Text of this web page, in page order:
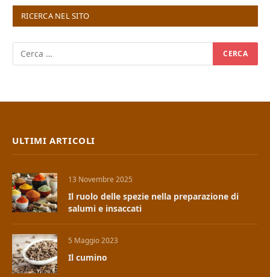
RICERCA NEL SITO
ULTIMI ARTICOLI
13 Novembre 2025
Il ruolo delle spezie nella preparazione di
salumi e insaccati
5 Maggio 2023
Il cumino